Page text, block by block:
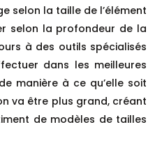
selon la taille de l’élément
selon la profondeur de la
à des outils spécialisés
dans les meilleures
manière à ce qu’elle soit
va être plus grand, créant
de modèles de tailles